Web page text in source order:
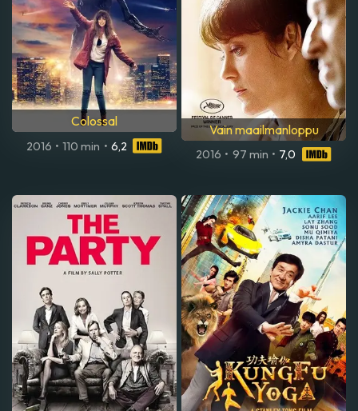
Colossal
2016 • 110 min • 6,2
Vain maailmanloppu
2016 • 97 min • 7,0